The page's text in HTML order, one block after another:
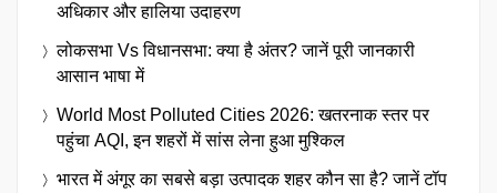
अधिकार और हालिया उदाहरण
लोकसभा Vs विधानसभा: क्या है अंतर? जानें पूरी जानकारी
आसान भाषा में
World Most Polluted Cities 2026: खतरनाक स्तर पर
पहुंचा AQI, इन शहरों में सांस लेना हुआ मुश्किल
भारत में अंगूर का सबसे बड़ा उत्पादक शहर कौन सा है? जानें टॉप